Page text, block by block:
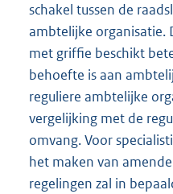
schakel tussen de
ambtelijke organisatie.
met griffie beschikt
behoefte is aan
reguliere ambtelijke
vergelijking met de
omvang. Voor
het maken van
regelingen zal in